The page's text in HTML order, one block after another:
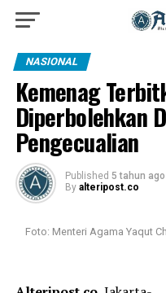
NASIONAL
Kemenag
Diperbolehkan
Pengecualian
Published 5 tahun ago
By alteripost.co
Foto: Menteri Agama Yaqut